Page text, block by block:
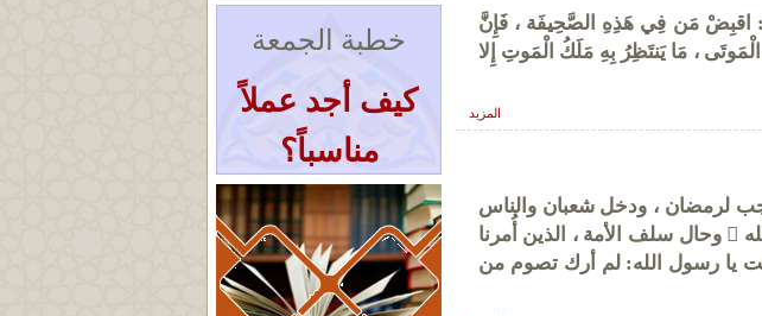
خطبة الجمعة
كيف أجد عملاً
مناسباً؟
« أرشيف الخطب
اقبِضْ مَن فِي هَذِهِ الصَّحِيفَة ، فَإِنَّ
، مَا يَنتَظِرُ بِهِ مَلَكُ الْمَوتِ إِلا
المزيد
لرمضان ، ودخل شعبان والناس
عنه غافلون ، ولنا مع هذا الشهر المبارك وقفات ، ننظر فيها حال رسول الله  وحال سلف الأمة ، الذين أُمرنا
يا رسول الله: لم أرك تصوم من